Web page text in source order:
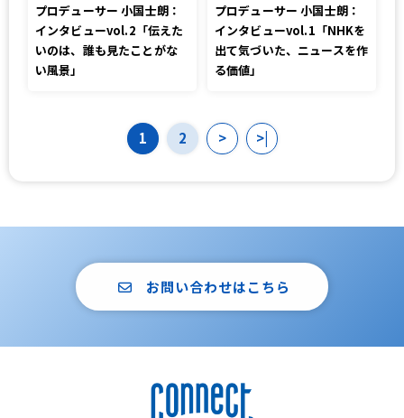
プロデューサー 小国士朗：
インタビューvol.2「伝えた
いのは、誰も見たことがな
い風景」
プロデューサー 小国士朗：
インタビューvol.1「NHKを
出て気づいた、ニュースを作
る価値」
1 2 > >|
お問い合わせはこちら